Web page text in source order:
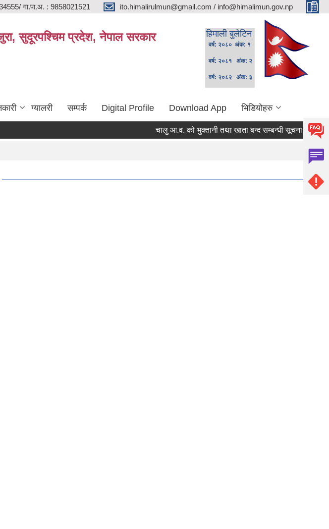
गा.पा.अ. : 9858021521 ito.himalirulmun@gmail.com / info@himalimun.gov.np
सुदूरपश्चिम प्रदेश, नेपाल सरकार हिमाली बुलेटिन
वर्ष: २०८० अंक: १
वर्ष: २०८१ अंक: २
वर्ष: २०८२ अंक: ३
ग्यालरी सम्पर्क Digital Profile Download App भिडियोहरु
चालु आ.व. को भुक्तानी तथा खाता बन्द सम्बन्धी सूचना ।